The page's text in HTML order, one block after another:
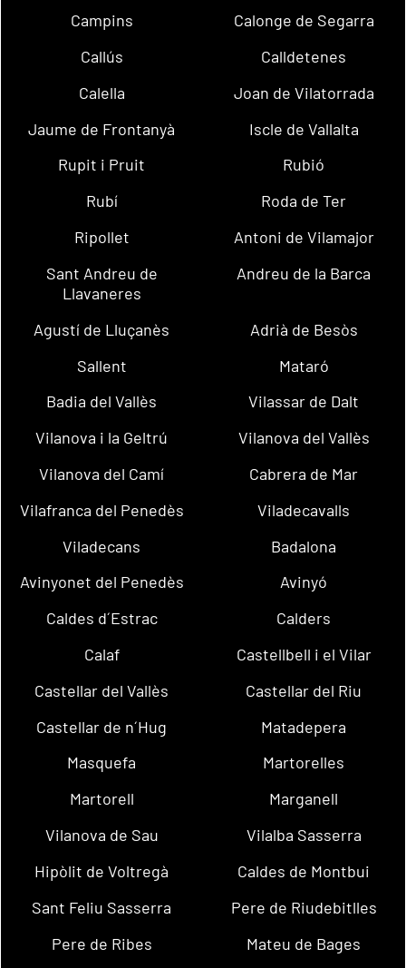
Campins
Calonge de Segarra
Callús
Calldetenes
Calella
Joan de Vilatorrada
Jaume de Frontanyà
Iscle de Vallalta
Rupit i Pruit
Rubió
Rubí
Roda de Ter
Ripollet
Antoni de Vilamajor
Sant Andreu de
Llavaneres
Andreu de la Barca
Agustí de Lluçanès
Adrià de Besòs
Sallent
Mataró
Badia del Vallès
Vilassar de Dalt
Vilanova i la Geltrú
Vilanova del Vallès
Vilanova del Camí
Cabrera de Mar
Vilafranca del Penedès
Viladecavalls
Viladecans
Badalona
Avinyonet del Penedès
Avinyó
Caldes d´Estrac
Calders
Calaf
Castellbell i el Vilar
Castellar del Vallès
Castellar del Riu
Castellar de n´Hug
Matadepera
Masquefa
Martorelles
Martorell
Marganell
Vilanova de Sau
Vilalba Sasserra
Hipòlit de Voltregà
Caldes de Montbui
Sant Feliu Sasserra
Pere de Riudebitlles
Pere de Ribes
Mateu de Bages